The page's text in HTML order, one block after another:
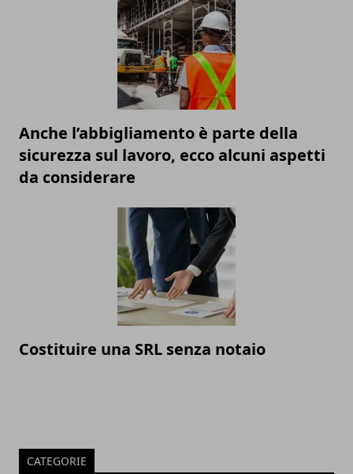
Anche l’abbigliamento è parte della
sicurezza sul lavoro, ecco alcuni aspetti
da considerare
Costituire una SRL senza notaio
CATEGORIE